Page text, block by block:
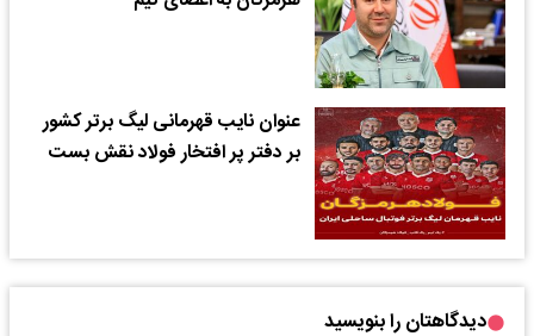
عنوان نایب قهرمانی لیگ برتر کشور
بر دفتر پر افتخار فولاد نقش بست
دیدگاهتان را بنویسید